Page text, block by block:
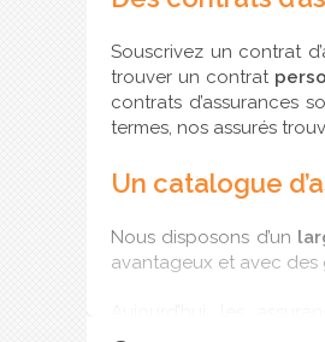
Souscrivez un contrat
trouver un contrat
contrats d’assurances
termes, nos assurés
Un catalogue
Nous disposons d’un
avantageux et avec des
Aujourd’hui, les
habitation